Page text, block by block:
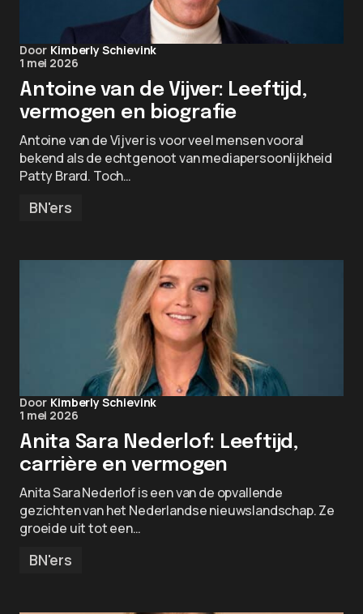
Door Kimberly Schievink
1 mei 2026
Antoine van de Vijver: Leeftijd,
vermogen en biografie
Antoine van de Vijver is voor veel mensen vooral
bekend als de echtgenoot van mediapersoonlijkheid
Patty Brard. Toch…
BN'ers
Door Kimberly Schievink
1 mei 2026
Anita Sara Nederlof: Leeftijd,
carrière en vermogen
Anita Sara Nederlof is een van de opvallende
gezichten van het Nederlandse nieuwslandschap. Ze
groeide uit tot een…
BN'ers